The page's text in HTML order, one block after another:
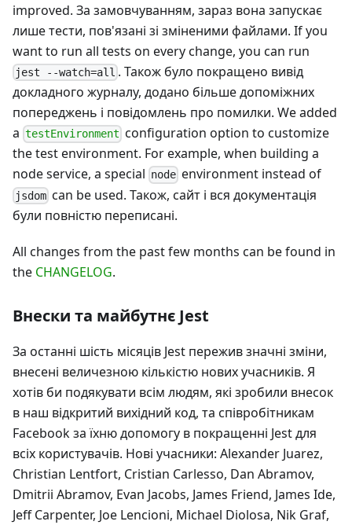
improved. За замовчуванням, зараз вона запускає
лише тести, пов'язані зі зміненими файлами. If you
want to run all tests on every change, you can run
jest --watch=all . Також було покращено вивід
докладного журналу, додано більше допоміжних
попереджень і повідомлень про помилки. We added
a testEnvironment configuration option to customize
the test environment. For example, when building a
node service, a special node environment instead of
jsdom can be used. Також, сайт і вся документація
були повністю переписані.
All changes from the past few months can be found in
the CHANGELOG.
Внески та майбутнє Jest
За останні шість місяців Jest пережив значні зміни,
внесені величезною кількістю нових учасників. Я
хотів би подякувати всім людям, які зробили внесок
в наш відкритий вихідний код, та співробітникам
Facebook за їхню допомогу в покращенні Jest для
всіх користувачів. Нові учасники: Alexander Juarez,
Christian Lentfort, Cristian Carlesso, Dan Abramov,
Dmitrii Abramov, Evan Jacobs, James Friend, James Ide,
Jeff Carpenter, Joe Lencioni, Michael Diolosa, Nik Graf,